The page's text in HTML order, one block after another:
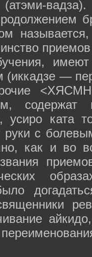
(иккадзе —
содержат
усиро ката
руки с
как и во